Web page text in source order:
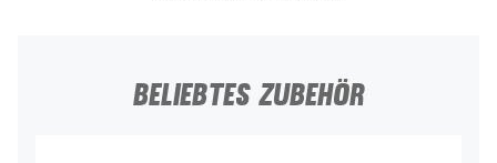
BELIEBTES ZUBEHÖR